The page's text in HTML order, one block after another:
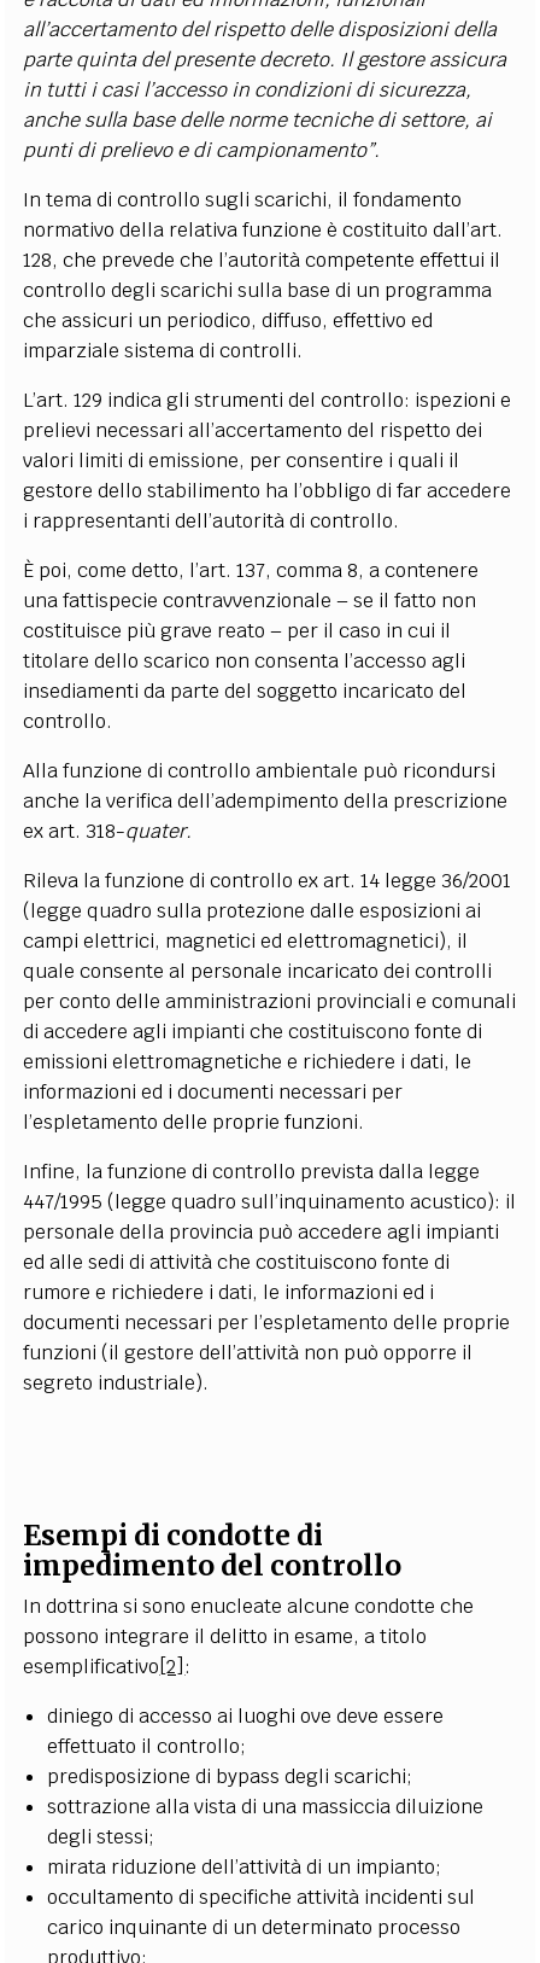
all’accertamento del rispetto delle disposizioni della
parte quinta del presente decreto. Il gestore assicura
in tutti i casi l’accesso in condizioni di sicurezza,
anche sulla base delle norme tecniche di settore, ai
punti di prelievo e di campionamento”.
In tema di controllo sugli scarichi, il fondamento
normativo della relativa funzione è costituito dall’art.
128, che prevede che l’autorità competente effettui il
controllo degli scarichi sulla base di un programma
che assicuri un periodico, diffuso, effettivo ed
imparziale sistema di controlli.
L’art. 129 indica gli strumenti del controllo: ispezioni e
prelievi necessari all’accertamento del rispetto dei
valori limiti di emissione, per consentire i quali il
gestore dello stabilimento ha l’obbligo di far accedere
i rappresentanti dell’autorità di controllo.
È poi, come detto, l’art. 137, comma 8, a contenere
una fattispecie contravvenzionale – se il fatto non
costituisce più grave reato – per il caso in cui il
titolare dello scarico non consenta l’accesso agli
insediamenti da parte del soggetto incaricato del
controllo.
Alla funzione di controllo ambientale può ricondursi
anche la verifica dell’adempimento della prescrizione
ex art. 318-quater.
Rileva la funzione di controllo ex art. 14 legge 36/2001
(legge quadro sulla protezione dalle esposizioni ai
campi elettrici, magnetici ed elettromagnetici), il
quale consente al personale incaricato dei controlli
per conto delle amministrazioni provinciali e comunali
di accedere agli impianti che costituiscono fonte di
emissioni elettromagnetiche e richiedere i dati, le
informazioni ed i documenti necessari per
l’espletamento delle proprie funzioni.
Infine, la funzione di controllo prevista dalla legge
447/1995 (legge quadro sull’inquinamento acustico): il
personale della provincia può accedere agli impianti
ed alle sedi di attività che costituiscono fonte di
rumore e richiedere i dati, le informazioni ed i
documenti necessari per l’espletamento delle proprie
funzioni (il gestore dell’attività non può opporre il
segreto industriale).
Esempi di condotte di
impedimento del controllo
In dottrina si sono enucleate alcune condotte che
possono integrare il delitto in esame, a titolo
esemplificativo[2] :
diniego di accesso ai luoghi ove deve essere
effettuato il controllo;
predisposizione di bypass degli scarichi;
sottrazione alla vista di una massiccia diluizione
degli stessi;
mirata riduzione dell’attività di un impianto;
occultamento di specifiche attività incidenti sul
carico inquinante di un determinato processo
produttivo;